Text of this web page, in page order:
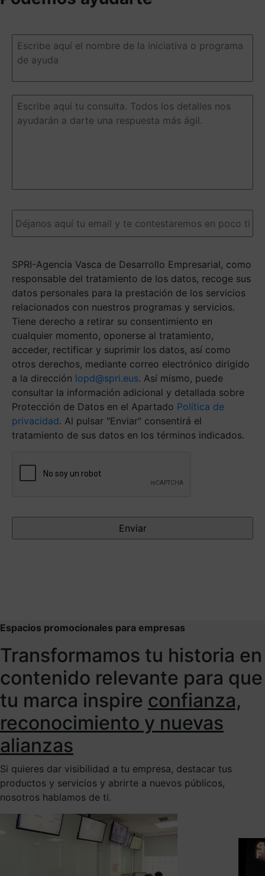
Escribe
aquí
el
la
iniciativa
Escribe
aquí
tu
darte
una
ágil.
(Obligatorio)
Email (Obligatorio)
SPRI-Agencia Vasca de Desarrollo Empresarial, como
responsable del tratamiento de los datos, recoge sus
datos personales para la prestación de los servicios
relacionados con nuestros programas y servicios.
Tiene derecho a retirar su consentimiento en
cualquier momento, oponerse al tratamiento,
acceder, rectificar y suprimir los datos, así como
otros derechos, mediante correo electrónico dirigido
a la dirección lopd@spri.eus. Así mismo, puede
consultar la información adicional y detallada sobre
Protección de Datos en el Apartado Política de
privacidad. Al pulsar "Enviar" consentirá el
tratamiento de sus datos en los términos indicados.
Espacios promocionales para empresas
Transformamos tu historia en
contenido relevante para que
tu marca inspire confianza,
reconocimiento y nuevas
alianzas
Si quieres dar visibilidad a tu empresa, destacar tus
productos y servicios y abrirte a nuevos públicos,
nosotros hablamos de ti.